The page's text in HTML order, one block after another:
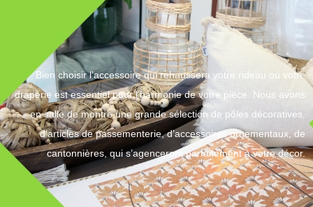
Bien choisir l’accessoire qui rehaussera votre rideau ou votre
draperie est essentiel pourl’harmonie de votre pièce. Nous avons
en salle de montre une grande sélection de pôles décoratives,
d’articles de passementerie, d’accessoires ornementaux, de
cantonnières, quis’agenceront parfaitement à votre décor.